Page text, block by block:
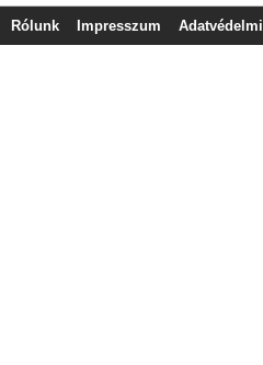
Rólunk Impresszum